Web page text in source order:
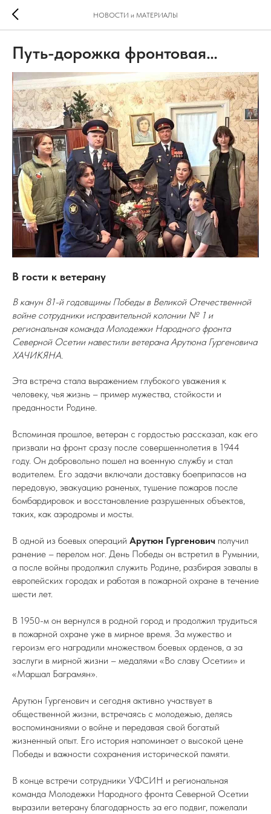
НОВОСТИ и МАТЕРИАЛЫ
Путь-дорожка фронтовая…
В гости к ветерану
В канун 81-й годовщины Победы в Великой Отечественной
войне сотрудники исправительной колонии № 1 и
региональная команда Молодежки Народного фронта
Северной Осетии навестили ветерана Арутюна Гургеновича
ХАЧИКЯНА.
Эта встреча стала выражением глубокого уважения к
человеку, чья жизнь – пример мужества, стойкости и
преданности Родине.
Вспоминая прошлое, ветеран с гордостью рассказал, как его
призвали на фронт сразу после совершеннолетия в 1944
году. Он добровольно пошел на военную службу и стал
водителем. Его задачи включали доставку боеприпасов на
передовую, эвакуацию раненых, тушение пожаров после
бомбардировок и восстановление разрушенных объектов,
таких, как аэродромы и мосты.
В одной из боевых операций Арутюн Гургенович получил
ранение – перелом ног. День Победы он встретил в Румынии,
а после войны продолжил служить Родине, разбирая завалы в
европейских городах и работая в пожарной охране в течение
шести лет.
В 1950-м он вернулся в родной город и продолжил трудиться
в пожарной охране уже в мирное время. За мужество и
героизм его наградили множеством боевых орденов, а за
заслуги в мирной жизни – медалями «Во славу Осетии» и
«Маршал Баграмян».
Арутюн Гургенович и сегодня активно участвует в
общественной жизни, встречаясь с молодежью, делясь
воспоминаниями о войне и передавая свой богатый
жизненный опыт. Его история напоминает о высокой цене
Победы и важности сохранения исторической памяти.
В конце встречи сотрудники УФСИН и региональная
команда Молодежки Народного фронта Северной Осетии
выразили ветерану благодарность за его подвиг, пожелали